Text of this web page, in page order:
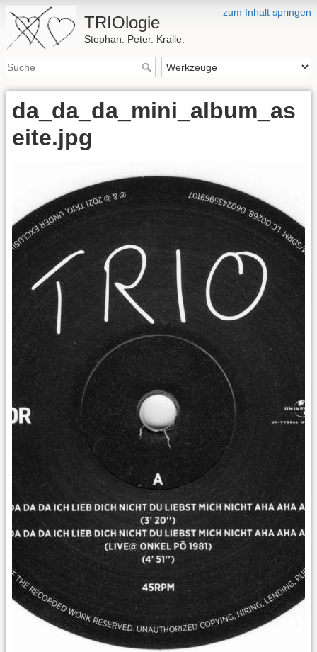
zum Inhalt springen
TRIOlogie
Stephan. Peter. Kralle.
da_da_da_mini_album_as
eite.jpg